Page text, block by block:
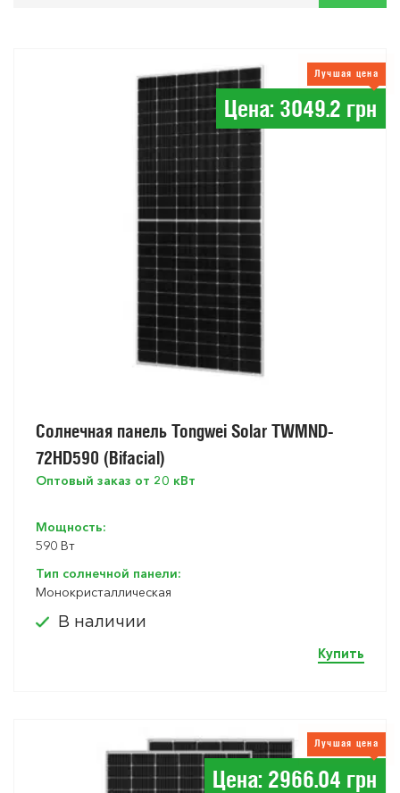
Цена: 3049.2 грн
Лучшая цена
Солнечная панель Tongwei Solar TWMND-
72HD590 (Bifacial)
Оптовый заказ от 20 кВт
Мощность:
590 Вт
Тип солнечной панели:
Монокристаллическая
В наличии
Купить
Цена: 2966.04 грн
Лучшая цена